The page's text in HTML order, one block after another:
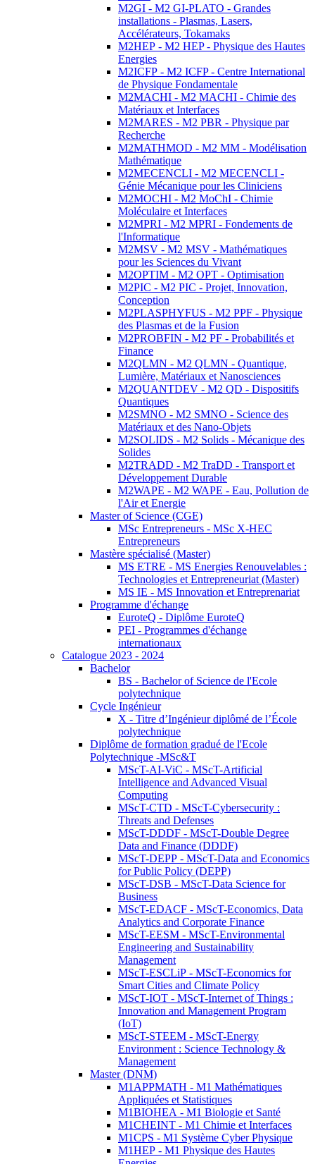
M2GI - M2 GI-PLATO - Grandes
installations - Plasmas, Lasers,
Accélérateurs, Tokamaks
M2HEP - M2 HEP - Physique des Hautes
Energies
M2ICFP - M2 ICFP - Centre International
de Physique Fondamentale
M2MACHI - M2 MACHI - Chimie des
Matériaux et Interfaces
M2MARES - M2 PBR - Physique par
Recherche
M2MATHMOD - M2 MM - Modélisation
Mathématique
M2MECENCLI - M2 MECENCLI -
Génie Mécanique pour les Cliniciens
M2MOCHI - M2 MoChI - Chimie
Moléculaire et Interfaces
M2MPRI - M2 MPRI - Fondements de
l'Informatique
M2MSV - M2 MSV - Mathématiques
pour les Sciences du Vivant
M2OPTIM - M2 OPT - Optimisation
M2PIC - M2 PIC - Projet, Innovation,
Conception
M2PLASPHYFUS - M2 PPF - Physique
des Plasmas et de la Fusion
M2PROBFIN - M2 PF - Probabilités et
Finance
M2QLMN - M2 QLMN - Quantique,
Lumière, Matériaux et Nanosciences
M2QUANTDEV - M2 QD - Dispositifs
Quantiques
M2SMNO - M2 SMNO - Science des
Matériaux et des Nano-Objets
M2SOLIDS - M2 Solids - Mécanique des
Solides
M2TRADD - M2 TraDD - Transport et
Développement Durable
M2WAPE - M2 WAPE - Eau, Pollution de
l'Air et Energie
Master of Science (CGE)
MSc Entrepreneurs - MSc X-HEC
Entrepreneurs
Mastère spécialisé (Master)
MS ETRE - MS Energies Renouvelables :
Technologies et Entrepreneuriat (Master)
MS IE - MS Innovation et Entreprenariat
Programme d'échange
EuroteQ - Diplôme EuroteQ
PEI - Programmes d'échange
internationaux
Catalogue 2023 - 2024
Bachelor
BS - Bachelor of Science de l'Ecole
polytechnique
Cycle Ingénieur
X - Titre d’Ingénieur diplômé de l’École
polytechnique
Diplôme de formation gradué de l'Ecole
Polytechnique -MSc&T
MScT-AI-ViC - MScT-Artificial
Intelligence and Advanced Visual
Computing
MScT-CTD - MScT-Cybersecurity :
Threats and Defenses
MScT-DDDF - MScT-Double Degree
Data and Finance (DDDF)
MScT-DEPP - MScT-Data and Economics
for Public Policy (DEPP)
MScT-DSB - MScT-Data Science for
Business
MScT-EDACF - MScT-Economics, Data
Analytics and Corporate Finance
MScT-EESM - MScT-Environmental
Engineering and Sustainability
Management
MScT-ESCLiP - MScT-Economics for
Smart Cities and Climate Policy
MScT-IOT - MScT-Internet of Things :
Innovation and Management Program
(IoT)
MScT-STEEM - MScT-Energy
Environment : Science Technology &
Management
Master (DNM)
M1APPMATH - M1 Mathématiques
Appliquées et Statistiques
M1BIOHEA - M1 Biologie et Santé
M1CHEINT - M1 Chimie et Interfaces
M1CPS - M1 Système Cyber Physique
M1HEP - M1 Physique des Hautes